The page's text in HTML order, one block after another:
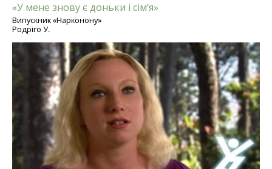
«У мене знову є доньки і сім’я»
Випускник «Нарконону»
Родріго У.